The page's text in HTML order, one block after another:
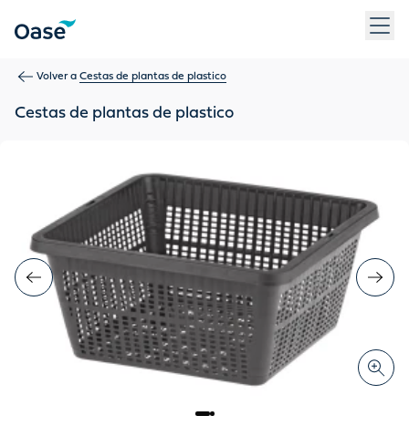
Volver a Cestas de plantas de plastico
Cestas de plantas de plastico